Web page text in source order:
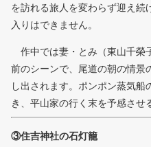
を訪れる旅人を変わらず迎え
入りはできません。
作中では妻・とみ（東山千榮
前のシーンで、尾道の朝の情景
し出されます。ポンポン蒸気
き、平山家の行く末を予感させ
③住吉神社の石灯籠